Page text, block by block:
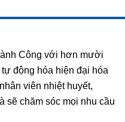
Công với hơn mười
động hóa hiện đại hóa
viên nhiệt huyết,
sẽ chăm sóc mọi nhu cầu